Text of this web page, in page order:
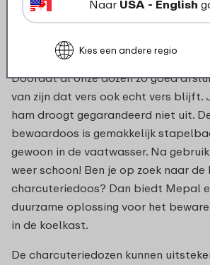
charcuteriedozen
ook echt vers
Doordat al onze dozen zo goed
van zijn dat vers ook echt vers blijft.
ham droogt gegarandeerd niet uit.
bewaardoos is gemakkelijk
gewoon in de vaatwasser. Na
weer schoon! Ben je op zoek naar de
charcuteriedoos? Dan biedt Mepal
duurzame oplossing voor het
in de koelkast.
De charcuteriedozen kunnen
Naar USA - English